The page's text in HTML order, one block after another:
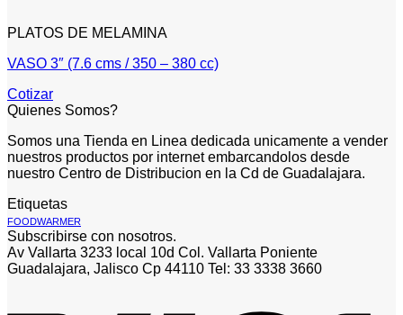
PLATOS DE MELAMINA
VASO 3″ (7.6 cms / 350 – 380 cc)
Cotizar
Quienes Somos?
Somos una Tienda en Linea dedicada unicamente a vender
nuestros productos por internet embarcandolos desde
nuestro Centro de Distribucion en la Cd de Guadalajara.
Etiquetas
FOODWARMER
Subscribirse con nosotros.
Av Vallarta 3233 local 10d Col. Vallarta Poniente
Guadalajara, Jalisco Cp 44110 Tel: 33 3338 3660